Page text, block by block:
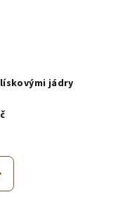
lískovými jádry